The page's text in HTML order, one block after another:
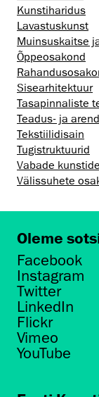
Kunstiharidus
Lavastuskunst
Muinsus­kaitse
Õppeosakond
Sisearhitektuur
Tasapinnaliste
Teadus- ja
Tekstiilidisain
Tugistruktuurid
Vabade
Välissuhete
Oleme
Facebook
Instagram
Twitter
LinkedIn
Flickr
Vimeo
YouTube